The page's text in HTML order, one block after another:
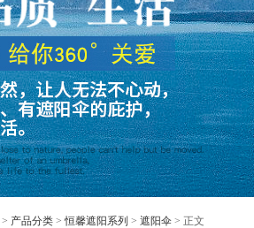
> 产品分类 >恒馨遮阳系列 > 遮阳伞 > 正文